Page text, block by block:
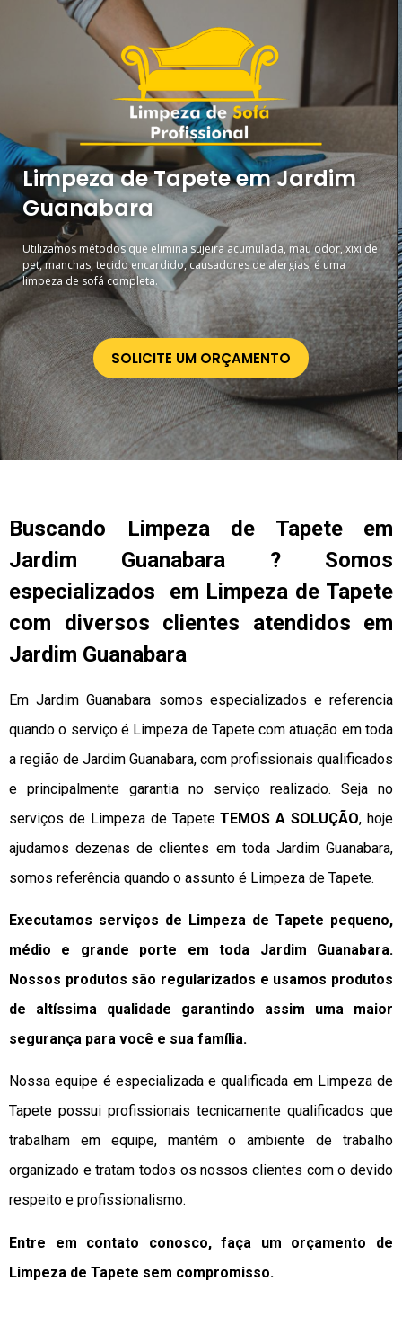
Limpeza de Tapete em Jardim
Guanabara
Utilizamos métodos que elimina sujeira acumulada, mau odor, xixi de
pet, manchas, tecido encardido, causadores de alergias, é uma
limpeza de sofá completa.
SOLICITE UM ORÇAMENTO
Buscando Limpeza de Tapete em
Jardim Guanabara ? Somos
especializados em Limpeza de Tapete
com diversos clientes atendidos em
Jardim Guanabara
Em Jardim Guanabara somos especializados e referencia
quando o serviço é Limpeza de Tapete com atuação em toda
a região de Jardim Guanabara, com profissionais qualificados
e principalmente garantia no serviço realizado. Seja no
serviços de Limpeza de TapeteTEMOS A SOLUÇÃO, hoje
ajudamos dezenas de clientes em toda Jardim Guanabara,
somos referência quando o assunto é Limpeza de Tapete.
Executamos serviços de Limpeza de Tapete pequeno,
médio e grande porte em toda Jardim Guanabara.
Nossos produtos são regularizados e usamos produtos
de altíssima qualidade garantindo assim uma maior
segurança para você e sua família.
Nossa equipe é especializada e qualificada em Limpeza de
Tapete possui profissionais tecnicamente qualificados que
trabalham em equipe, mantém o ambiente de trabalho
organizado e tratam todos os nossos clientes com o devido
respeito e profissionalismo.
Entre em contato conosco, faça um orçamento de
Limpeza de Tapete sem compromisso.